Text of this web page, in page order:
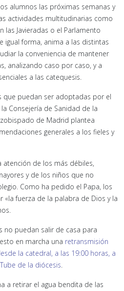
alumnos las próximas semanas y
actividades multitudinarias como
las Javieradas o el Parlamento
igual forma, anima a las distintas
la conveniencia de mantener
analizando caso por caso, y a
a las catequesis.
que puedan ser adoptadas por el
Consejería de Sanidad de la
de Madrid plantea
generales a los fieles y
atención de los más débiles,
y de los niños que no
Como ha pedido el Papa, los
«la fuerza de la palabra de Dios y la
no puedan salir de casa para
en marcha una retransmisión
la catedral, a las 19:00 horas, a
de la diócesis.
a retirar el agua bendita de las